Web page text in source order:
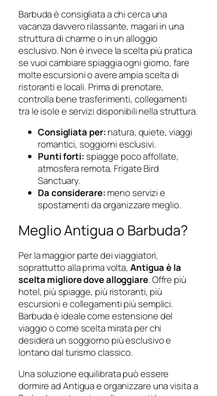
Barbuda è consigliata a chi cerca una
vacanza davvero rilassante, magari in una
struttura di charme o in un alloggio
esclusivo. Non è invece la scelta più pratica
se vuoi cambiare spiaggia ogni giorno, fare
molte escursioni o avere ampia scelta di
ristoranti e locali. Prima di prenotare,
controlla bene trasferimenti, collegamenti
tra le isole e servizi disponibili nella struttura.
Consigliata per:natura, quiete, viaggi
romantici, soggiorni esclusivi.
Punti forti: spiagge poco affollate,
atmosfera remota, Frigate Bird
Sanctuary.
Da considerare:meno servizi e
spostamenti da organizzare meglio.
Meglio Antigua o Barbuda?
Per la maggior parte dei viaggiatori,
soprattutto alla prima volta, Antigua è la
scelta migliore dove alloggiare. Offre più
hotel, più spiagge, più ristoranti, più
escursioni e collegamenti più semplici.
Barbuda è ideale come estensione del
viaggio o come scelta mirata per chi
desidera un soggiorno più esclusivo e
lontano dal turismo classico.
Una soluzione equilibrata può essere
dormire ad Antigua e organizzare una visita a